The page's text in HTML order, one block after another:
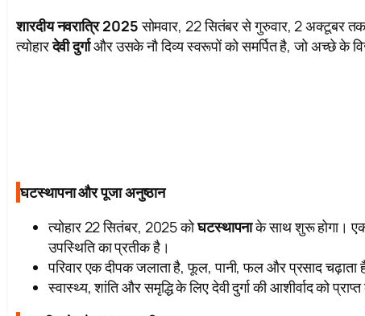
शारदीय नवरात्रि 2025सोमवार, 22 सितंबर से गुरुवार, 2 अक्टूबर तक
त्योहारदेवी दुर्गाऔर उसके नौ दिव्य स्वरूपों को समर्पित है, जो अच्छे के
घटस्थापना और पूजा अनुष्ठान
त्योहार 22 सितंबर, 2025 कोघटस्थापनाके साथ शुरू होगा।
उपस्थिति का प्रतीक है।
परिवार एक दीपक जलाता है, फूल, पानी, फल और प्रसाद
स्वास्थ्य, शांति और समृद्धि के लिए देवी दुर्गा की आशीर्वाद को